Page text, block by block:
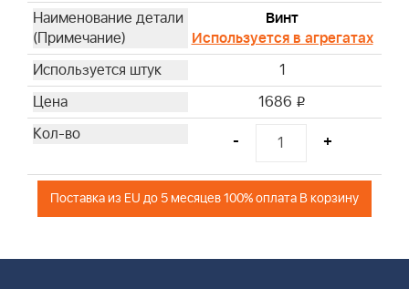
Винт
Используется в агрегатах
1
1686 i
- +
Поставка из EU до 5 месяцев 100% оплата В корзину